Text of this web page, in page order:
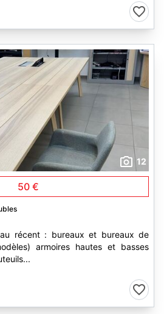
12
50 €
récent : bureaux et bureaux de
armoires hautes et basses